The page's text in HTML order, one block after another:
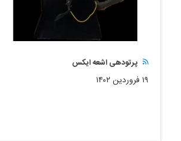
پرتودهی اشعه ایکس
۱۹ فروردین ۱۴۰۲